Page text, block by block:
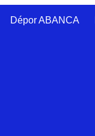
Dépor ABANCA